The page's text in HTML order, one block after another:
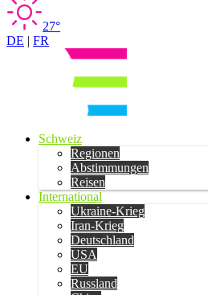
27°
DE | FR
Schweiz
Regionen
Abstimmungen
Reisen
International
Ukraine-Krieg
Iran-Krieg
Deutschland
USA
EU
Russland